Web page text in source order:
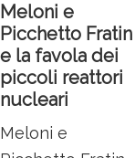
Meloni e
Picchetto Fratin
e la favola dei
piccoli reattori
nucleari
Meloni e